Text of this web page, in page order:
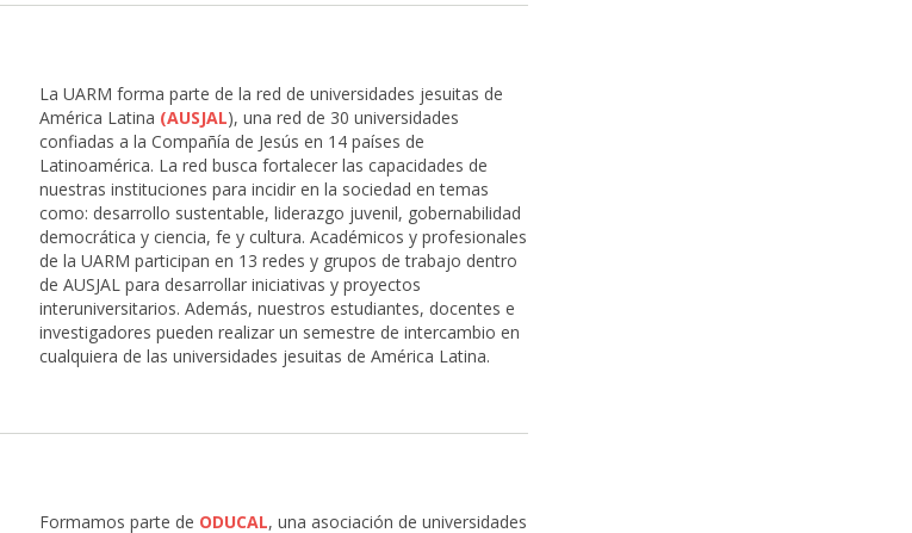
La UARM forma parte de la red de universidades jesuitas de
América Latina (AUSJAL), una red de 30 universidades
confiadas a la Compañía de Jesús en 14 países de
Latinoamérica. La red busca fortalecer las capacidades de
nuestras instituciones para incidir en la sociedad en temas
como: desarrollo sustentable, liderazgo juvenil, gobernabilidad
democrática y ciencia, fe y cultura. Académicos y profesionales
de la UARM participan en 13 redes y grupos de trabajo dentro
de AUSJAL para desarrollar iniciativas y proyectos
interuniversitarios. Además, nuestros estudiantes, docentes e
investigadores pueden realizar un semestre de intercambio en
cualquiera de las universidades jesuitas de América Latina.
Formamos parte de ODUCAL, una asociación de universidades